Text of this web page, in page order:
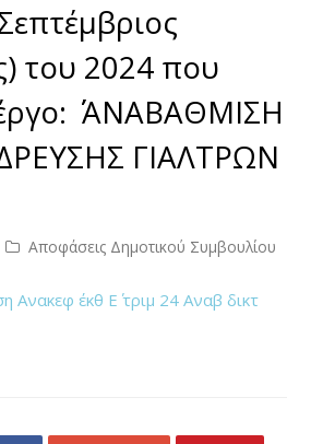
του 2024 που
΄΄ ΑΝΑΒΑΘΜΙΣΗ
ΓΙΑΛΤΡΩΝ
Αποφάσεις Δημοτικού Συμβουλίου
Ανακεφ έκθ Ε΄ τριμ 24 Αναβ δικτ